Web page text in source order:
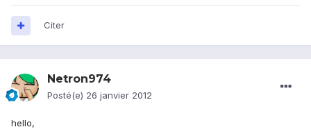
Citer
Netron974
Posté(e) 26 janvier 2012
hello,